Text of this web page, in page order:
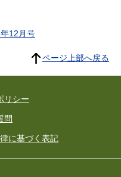
12月号
ページ上部へ戻る
リシー
問
に基づく表記